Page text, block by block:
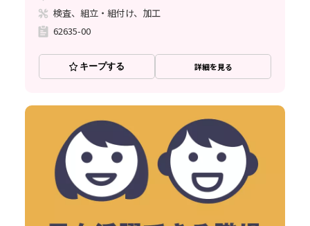
検査、組立・組付け、加工
62635-00
キープする 詳細を見る